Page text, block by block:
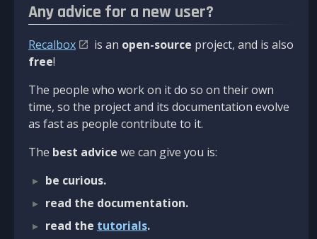
Any advice for a new user?
Recalbox is an open-source project, and is also
free!
The people who work on it do so on their own
time, so the project and its documentation evolve
as fast as people contribute to it.
The best advice we can give you is:
be curious.
read the documentation.
read the tutorials.